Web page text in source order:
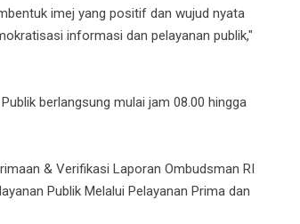
imej yang positif dan wujud nyata
informasi dan pelayanan publik,"
berlangsung mulai jam 08.00 hingga
& Verifikasi Laporan Ombudsman RI
Publik Melalui Pelayanan Prima dan